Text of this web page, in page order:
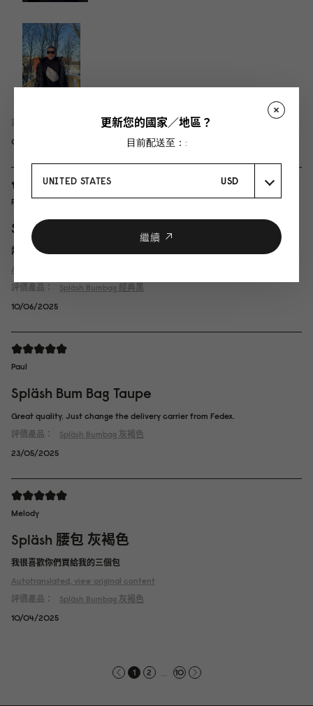
評價產品： Spläsh Bumbag灰褐色
04/02/2026
Phruetthaphong
Spläsh 腰包 黑色
熱愛品質
Autotranslated, view original content
評價產品：
Spläsh Bumbag 經典黑
10/06/2025
Paul
Spläsh Bum Bag Taupe
Great quality. Just change the delivery carrier from Fedex.
評價產品：
Spläsh Bumbag 灰褐色
23/05/2025
Melody
Spläsh 腰包 灰褐色
我很喜歡你們買給我的三個包
Autotranslated, view original content
評價產品：
Spläsh Bumbag 灰褐色
10/04/2025
1 2 ... 10
更新您的國家／地區？
目前配送至：:
UNITED STATES USD
繼續